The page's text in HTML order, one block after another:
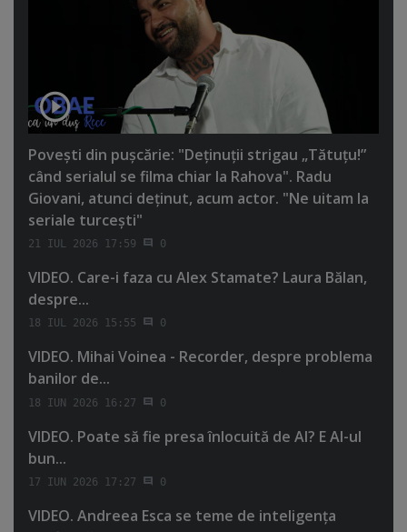
Poveşti din puşcărie: "Deţinuţii strigau „Tătuţu!”
când serialul se filma chiar la Rahova". Radu
Giovani, atunci deţinut, acum actor. "Ne uitam la
seriale turceşti"
21 IUL 2026 17:59 0
VIDEO. Care-i faza cu Alex Stamate? Laura Bălan,
despre...
18 IUL 2026 15:55 0
VIDEO. Mihai Voinea - Recorder, despre problema
banilor de...
18 IUN 2026 16:27 0
VIDEO. Poate să fie presa înlocuită de AI? E AI-ul
bun...
17 IUN 2026 17:27 0
VIDEO. Andreea Esca se teme de inteligenţa